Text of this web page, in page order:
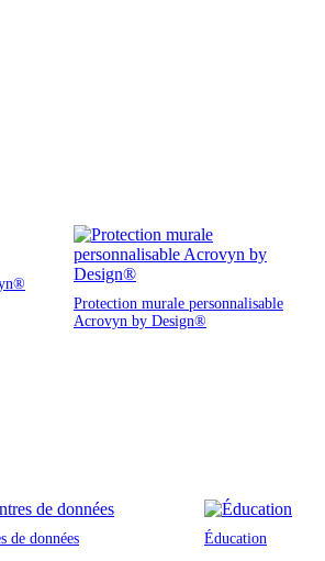
Protection murale personnalisable
Acrovyn by Design®
de données Éducation